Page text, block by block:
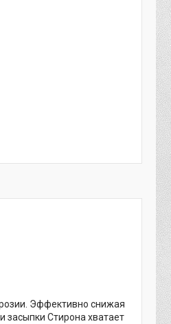
Эффективно снижая
засыпки Стирона хватает